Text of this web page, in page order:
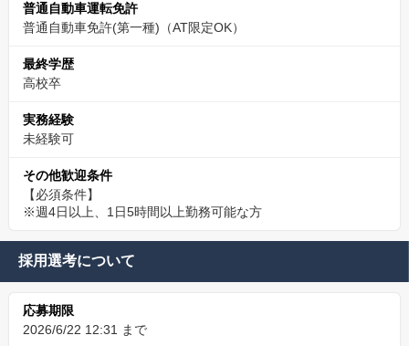
普通自動車運転免許
普通自動車免許(第一種)（AT限定OK）
最終学歴
高校卒
実務経験
未経験可
その他歓迎条件
【必須条件】
※週4日以上、1日5時間以上勤務可能な方
採用選考について
応募期限
2026/6/22 12:31 まで